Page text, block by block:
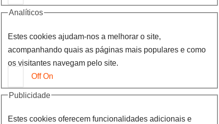
Analíticos
Estes cookies ajudam-nos a melhorar o site,
acompanhando quais as páginas mais populares e como
os visitantes navegam pelo site.
Off On
Publicidade
Estes cookies oferecem funcionalidades adicionais e